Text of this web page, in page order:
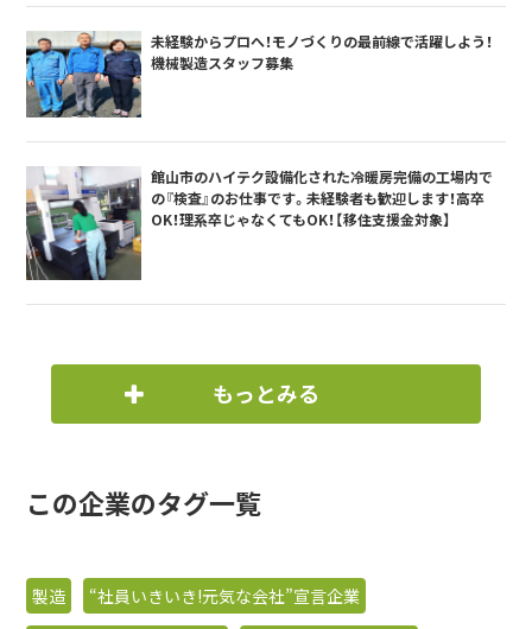
未経験からプロへ！モノづくりの最前線で活躍しよう！
機械製造スタッフ募集
館山市のハイテク設備化された冷暖房完備の工場内で
の『検査』のお仕事です。未経験者も歓迎します！高卒
OK！理系卒じゃなくてもOK！【移住支援金対象】
もっとみる
この企業のタグ一覧
製造
“社員いきいき!元気な会社”宣言企業